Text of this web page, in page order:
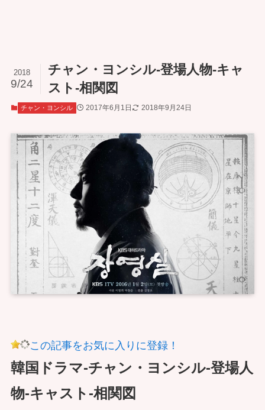
チャン・ヨンシル-登場人物-キャ
スト-相関図
2018
9/24
チャン・ヨンシル 2017年6月1日 2018年9月24日
この記事をお気に入りに登録！
韓国ドラマ-チャン・ヨンシル-登場人
物-キャスト-相関図